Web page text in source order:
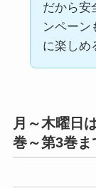
だから安
ンペーン
に楽しめ
月～木曜日
巻～第3巻ま